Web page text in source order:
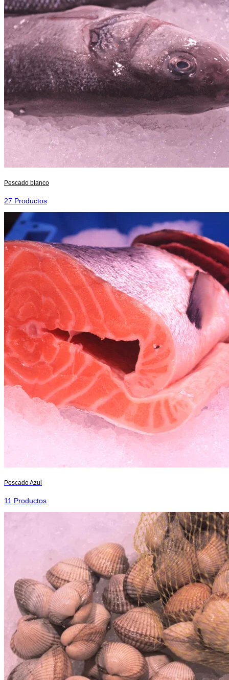
Pescado blanco
27 Productos
Pescado Azul
11 Productos